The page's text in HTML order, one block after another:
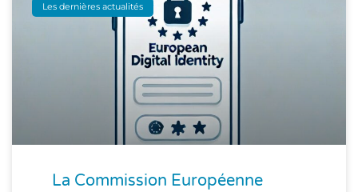
Les dernières actualités
La Commission Européenne